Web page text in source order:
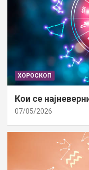
ХОРОСКОП
Кои се
07/05/2026